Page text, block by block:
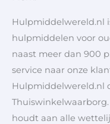
Hulpmiddelwereld.nl
hulpmiddelen voor
naast meer dan 900
service naar onze
Hulpmiddelwereld.nl
houdt aan alle